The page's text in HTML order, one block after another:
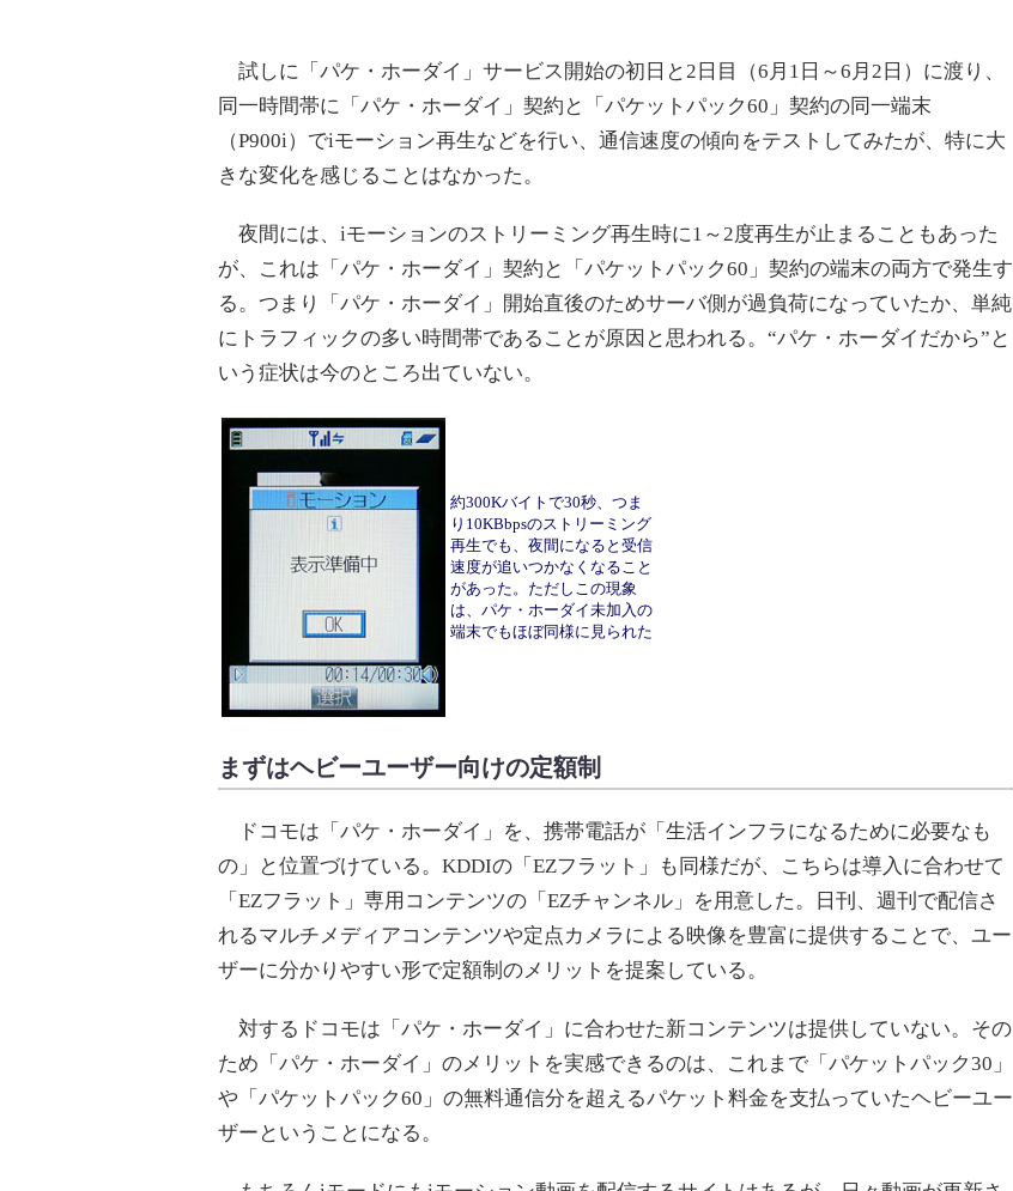
試しに「パケ・ホーダイ」サービス開始の初日と2日目（6月1日～6月2日）に渡り、
同一時間帯に「パケ・ホーダイ」契約と「パケットパック60」契約の同一端末
（P900i）でiモーション再生などを行い、通信速度の傾向をテストしてみたが、特に大
きな変化を感じることはなかった。
夜間には、iモーションのストリーミング再生時に1～2度再生が止まることもあった
が、これは「パケ・ホーダイ」契約と「パケットパック60」契約の端末の両方で発生す
る。つまり「パケ・ホーダイ」開始直後のためサーバ側が過負荷になっていたか、単純
にトラフィックの多い時間帯であることが原因と思われる。“パケ・ホーダイだから”と
いう症状は今のところ出ていない。
約300Kバイトで30秒、つま
り10KBbpsのストリーミング
再生でも、夜間になると受信
速度が追いつかなくなること
があった。ただしこの現象
は、パケ・ホーダイ未加入の
端末でもほぼ同様に見られた
まずはヘビーユーザー向けの定額制
ドコモは「パケ・ホーダイ」を、携帯電話が「生活インフラになるために必要なも
の」と位置づけている。KDDIの「EZフラット」も同様だが、こちらは導入に合わせて
「EZフラット」専用コンテンツの「EZチャンネル」を用意した。日刊、週刊で配信さ
れるマルチメディアコンテンツや定点カメラによる映像を豊富に提供することで、ユー
ザーに分かりやすい形で定額制のメリットを提案している。
対するドコモは「パケ・ホーダイ」に合わせた新コンテンツは提供していない。その
ため「パケ・ホーダイ」のメリットを実感できるのは、これまで「パケットパック30」
や「パケットパック60」の無料通信分を超えるパケット料金を支払っていたヘビーユー
ザーということになる。